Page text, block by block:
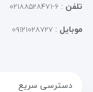
تلفن : ۶-۰۲۱۸۸۵۲۸۴۷۱
موبایل : ۰۹۱۲۱۰۲۸۷۲۷
دسترسی سریع